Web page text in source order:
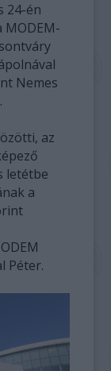
24-én
Nemes
az
letétbe
a
Péter.